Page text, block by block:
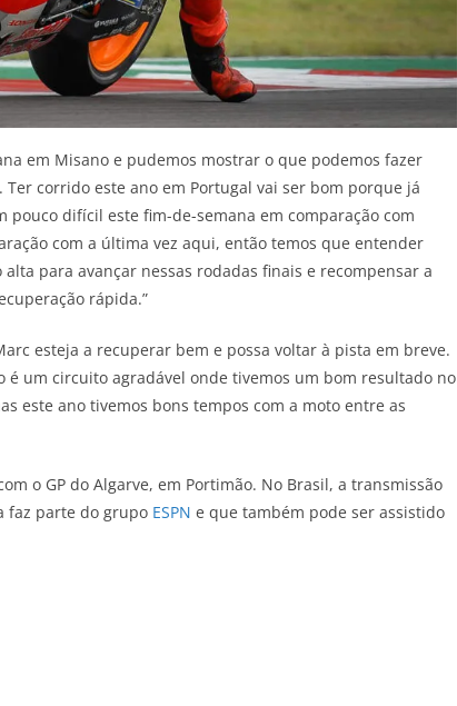
em Misano e pudemos mostrar o que podemos fazer
corrido este ano em Portugal vai ser bom porque já
pouco difícil este fim-de-semana em comparação com
com a última vez aqui, então temos que entender
para avançar nessas rodadas finais e recompensar a
rápida.”
esteja a recuperar bem e possa voltar à pista em breve.
é um circuito agradável onde tivemos um bom resultado no
este ano tivemos bons tempos com a moto entre as
o GP do Algarve, em Portimão. No Brasil, a transmissão
faz parte do grupo ESPN e que também pode ser assistido